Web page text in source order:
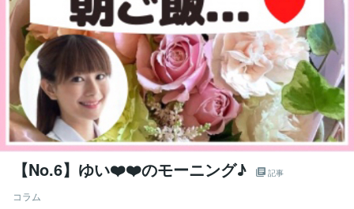
【No.6】ゆい❤️❤️のモーニング♪ 記事
コラム